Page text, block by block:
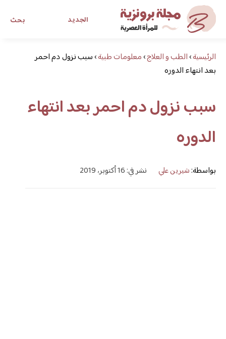
بحث الجديد
مجلة برونزية للفتاة العصريةالرئيسية›الطب و العلاج›معلومات طبية›سبب نزول دم احمر
بعد انتهاء الدوره
سبب نزول دم احمر بعد انتهاء
الدوره
بواسطة:شيرين علي نشر في: 16 أكتوبر، 2019